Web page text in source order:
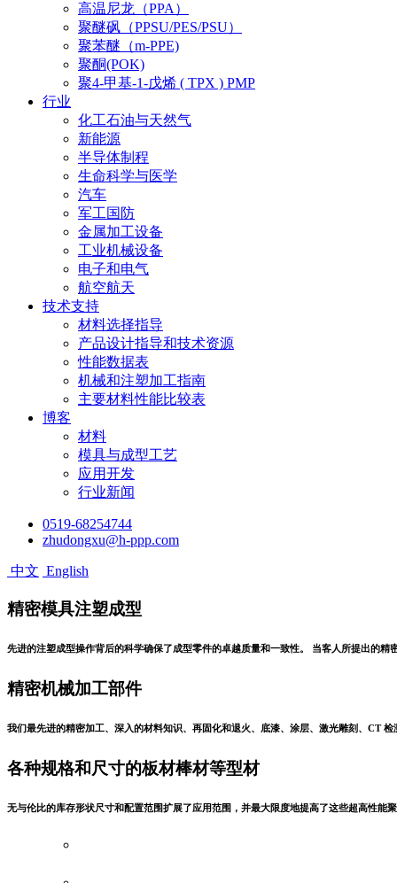
高温尼龙（PPA）
聚醚砜（PPSU/PES/PSU）
聚苯醚（m-PPE)
聚酮(POK)
聚4-甲基-1-戊烯 ( TPX ) PMP
行业
化工石油与天然气
新能源
半导体制程
生命科学与医学
汽车
军工国防
金属加工设备
工业机械设备
电子和电气
航空航天
技术支持
材料选择指导
产品设计指导和技术资源
性能数据表
机械和注塑加工指南
主要材料性能比较表
博客
材料
模具与成型工艺
应用开发
行业新闻
0519-68254744
zhudongxu@h-ppp.com
中文 English
精密模具注塑成型
先进的注塑成型操作背后的科学确保了成型零件的卓越质量和一致性。 当客人所提出的
精密机械加工部件
我们最先进的精密加工、深入的材料知识、再固化和退火、底漆、涂层、激光雕刻、CT
各种规格和尺寸的板材棒材等型材
无与伦比的库存形状尺寸和配置范围扩展了应用范围，并最大限度地提高了这些超高性能